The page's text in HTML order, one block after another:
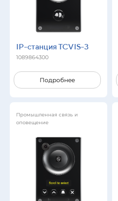
IP-станция TCVIS-3
1089864300
Подробнее
Промышленная связь и
оповещение